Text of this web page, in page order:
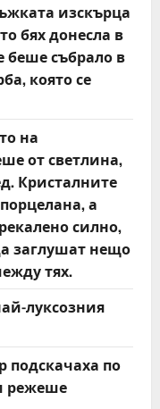
изскърца
бях донесла в
беше събрало в
която се
на
от светлина,
Кристалните
а
силно,
заглушат нещо
тях.
луксозния
подскачаха по
режеше